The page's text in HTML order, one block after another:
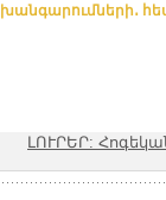
ԼՈՒՐԵՐ: